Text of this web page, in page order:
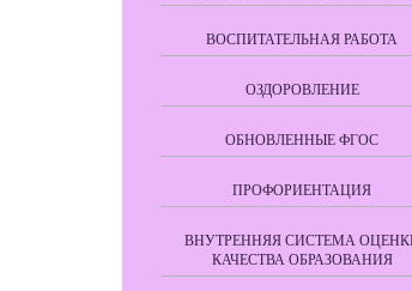
ВОСПИТАТЕЛЬНАЯ РАБОТА
ОЗДОРОВЛЕНИЕ
ОБНОВЛЕННЫЕ ФГОС
ПРОФОРИЕНТАЦИЯ
ВНУТРЕННЯЯ СИСТЕМА
КАЧЕСТВА ОБРАЗОВАНИЯ